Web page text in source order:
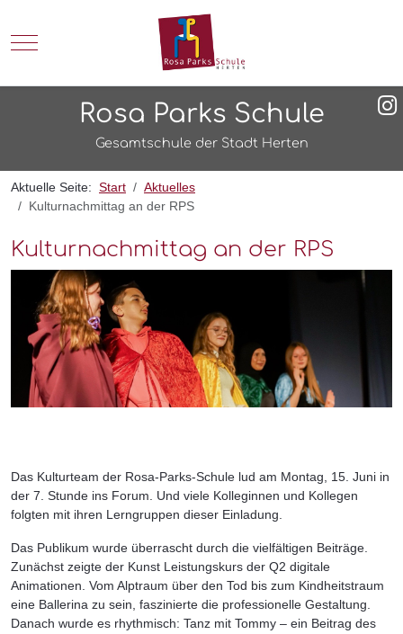
Mobile Menu Toggle
Rosa Parks Schule
Gesamtschule der Stadt Herten
Aktuelle Seite: Start
Aktuelles
Kulturnachmittag an der RPS
Kulturnachmittag an der RPS
Das Kulturteam der Rosa-Parks-Schule lud am Montag, 15. Juni in
der 7. Stunde ins Forum. Und viele Kolleginnen und Kollegen
folgten mit ihren Lerngruppen dieser Einladung.
Das Publikum wurde überrascht durch die vielfältigen Beiträge.
Zunächst zeigte der Kunst Leistungskurs der Q2 digitale
Animationen. Vom Alptraum über den Tod bis zum Kindheitstraum
eine Ballerina zu sein, faszinierte die professionelle Gestaltung.
Danach wurde es rhythmisch: Tanz mit Tommy – ein Beitrag des